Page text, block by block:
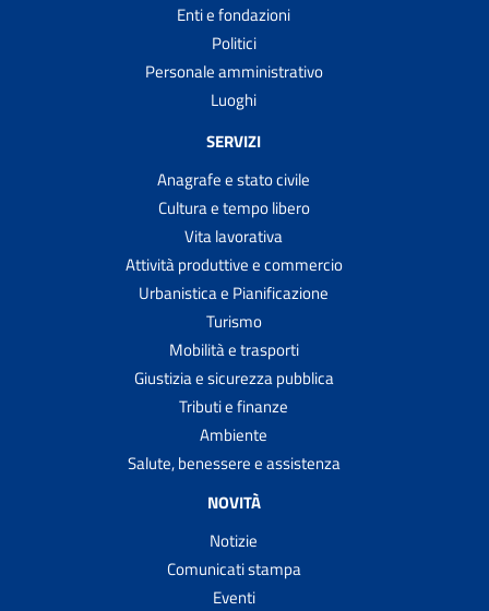
Enti e fondazioni
Politici
Personale amministrativo
Luoghi
SERVIZI
Anagrafe e stato civile
Cultura e tempo libero
Vita lavorativa
Attività produttive e commercio
Urbanistica e Pianificazione
Turismo
Mobilità e trasporti
Giustizia e sicurezza pubblica
Tributi e finanze
Ambiente
Salute, benessere e assistenza
NOVITÀ
Notizie
Comunicati stampa
Eventi